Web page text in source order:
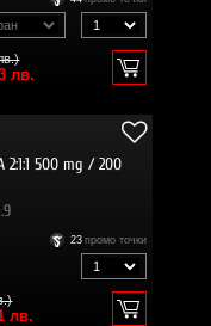
лв.
2:1:1 500 mg / 200
23 промо точки
лв.